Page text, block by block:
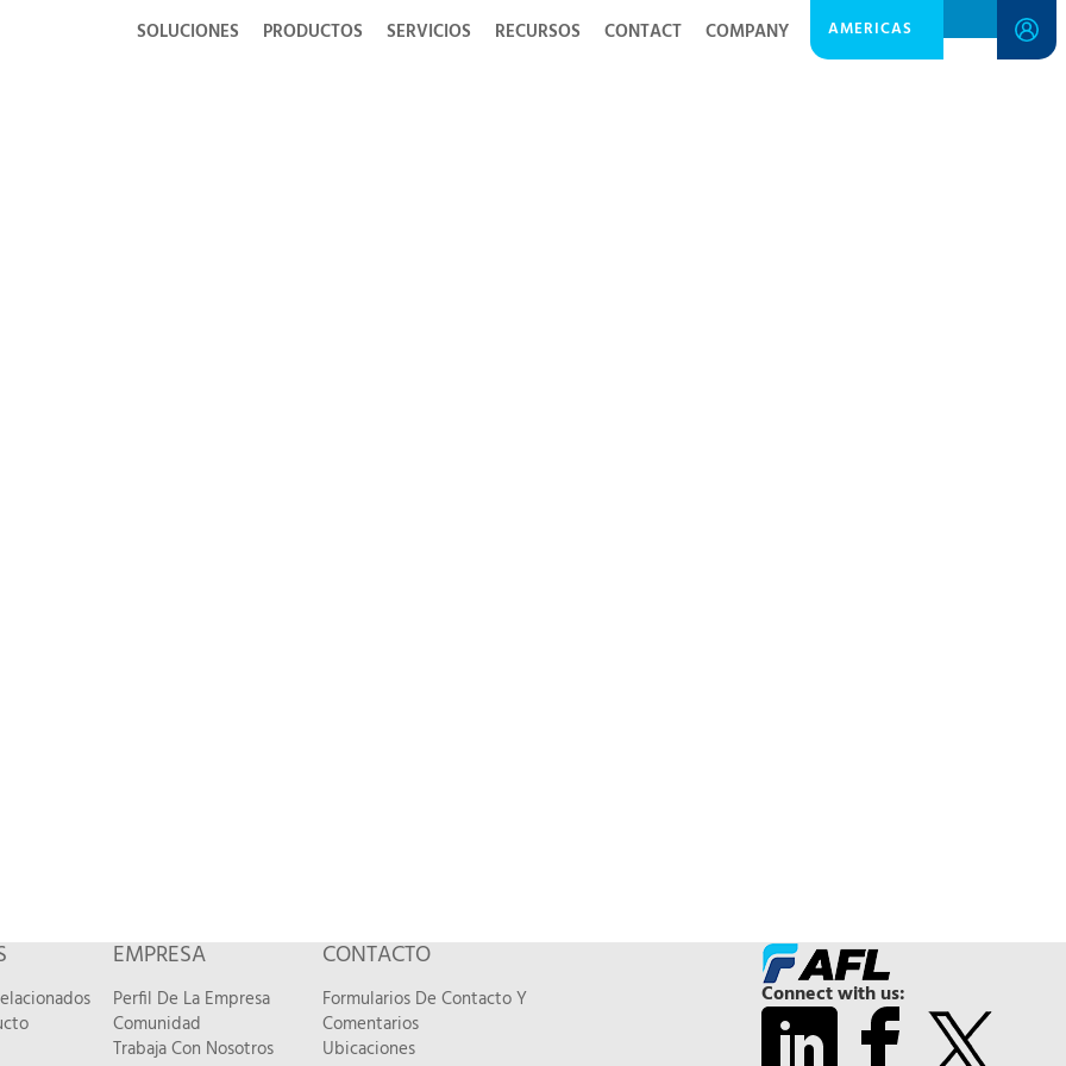
SOLUCIONES PRODUCTOS SERVICIOS RECURSOS CONTACT COMPANY AMERICAS
EMPRESA
Perfil De La Empresa
Comunidad
Trabaja Con Nosotros
CONTACTO
Formularios De Contacto Y
Comentarios
Ubicaciones
Connect with us: